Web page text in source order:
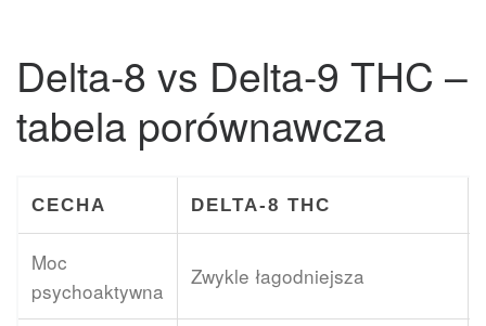
Delta-8 vs Delta-9 THC –
tabela porównawcza
CECHA DELTA-8 THC
Moc
psychoaktywna
Zwykle łagodniejsza